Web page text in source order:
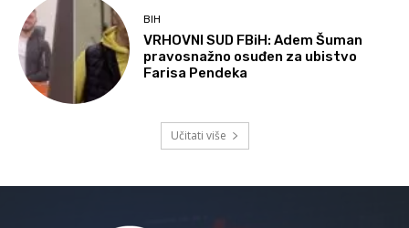
BIH
VRHOVNI SUD FBiH: Adem Šuman
pravosnažno osuđen za ubistvo
Farisa Pendeka
Učitati više